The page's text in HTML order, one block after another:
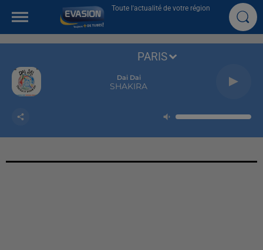
Toute l'actualité de votre région
Dai Dai
SHAKIRA
PARIS